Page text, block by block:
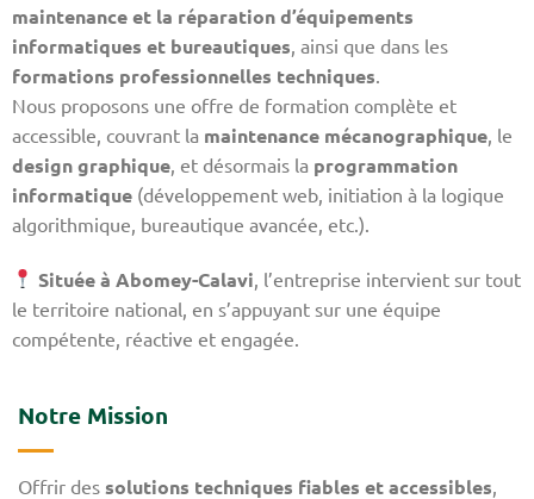
maintenance et la réparation d’équipements
informatiques et bureautiques , ainsi que dans les
formations professionnelles techniques
Nous proposons une offre de formation complète et
accessible, couvrant la maintenance mécanographique, le
design graphique, et désormais la programmation
informatique(développement web, initiation à la logique
algorithmique, bureautique avancée, etc.).
Située à Abomey-Calavi , l’entreprise intervient sur tout
le territoire national, en s’appuyant sur une équipe
compétente, réactive et engagée.
Notre Mission
Offrir des solutions techniques fiables et accessibles,